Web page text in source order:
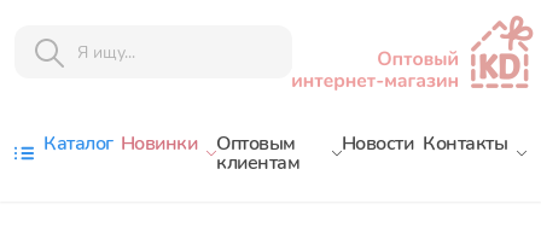
Каталог Новинки Оптовым
клиентам
Новости Контакты